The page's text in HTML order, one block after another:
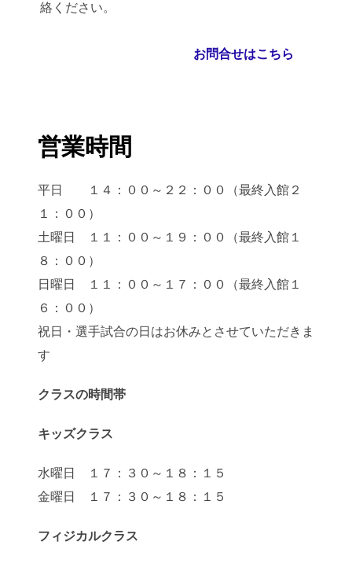
絡ください。
お問合せはこちら
営業時間
平日 １４：００～２２：００（最終入館２
１：００）
土曜日 １１：００～１９：００（最終入館１
８：００）
日曜日 １１：００～１７：００（最終入館１
６：００）
祝日・選手試合の日はお休みとさせていただきま
す
クラスの時間帯
キッズクラス
水曜日 １７：３０～１８：１５
金曜日 １７：３０～１８：１５
フィジカルクラス